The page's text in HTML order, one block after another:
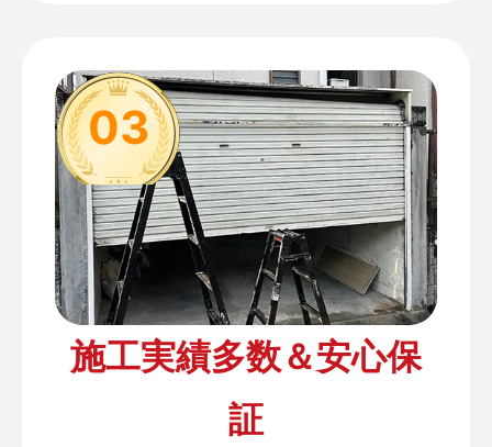
03
施工実績多数＆安心保
証